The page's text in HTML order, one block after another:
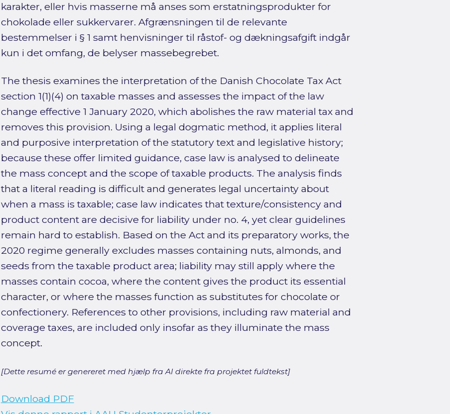
karakter, eller hvis masserne må anses som erstatningsprodukter for
chokolade eller sukkervarer. Afgrænsningen til de relevante
bestemmelser i § 1 samt henvisninger til råstof- og dækningsafgift indgår
kun i det omfang, de belyser massebegrebet.
The thesis examines the interpretation of the Danish Chocolate Tax Act
section 1(1)(4) on taxable masses and assesses the impact of the law
change effective 1 January 2020, which abolishes the raw material tax and
removes this provision. Using a legal dogmatic method, it applies literal
and purposive interpretation of the statutory text and legislative history;
because these offer limited guidance, case law is analysed to delineate
the mass concept and the scope of taxable products. The analysis finds
that a literal reading is difficult and generates legal uncertainty about
when a mass is taxable; case law indicates that texture/consistency and
product content are decisive for liability under no. 4, yet clear guidelines
remain hard to establish. Based on the Act and its preparatory works, the
2020 regime generally excludes masses containing nuts, almonds, and
seeds from the taxable product area; liability may still apply where the
masses contain cocoa, where the content gives the product its essential
character, or where the masses function as substitutes for chocolate or
confectionery. References to other provisions, including raw material and
coverage taxes, are included only insofar as they illuminate the mass
concept.
[Dette resumé er genereret med hjælp fra AI direkte fra projektet fuldtekst]
Download PDF